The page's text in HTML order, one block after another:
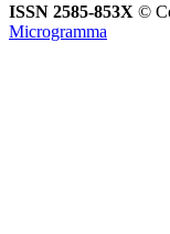
ISSN 2585-853X ©
Microgramma